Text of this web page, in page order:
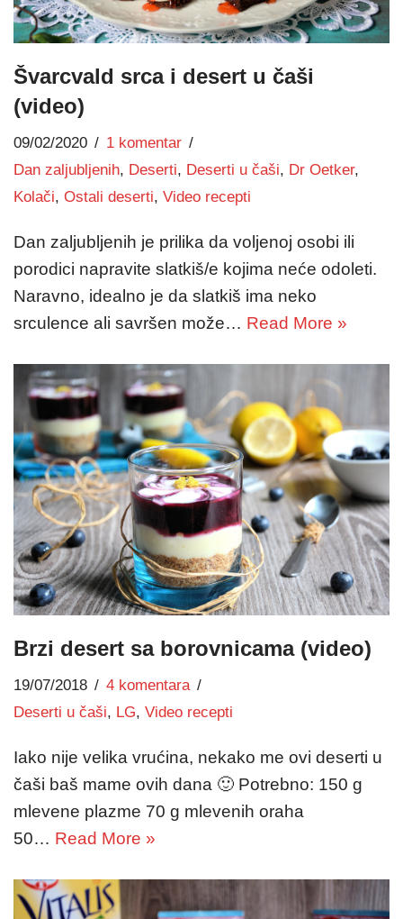
Švarcvald srca i desert u čaši
(video)
09/02/2020
1 komentar
Dan zaljubljenih, Deserti, Deserti u čaši, Dr Oetker,
Kolači, Ostali deserti, Video recepti
Dan zaljubljenih je prilika da voljenoj osobi ili
porodici napravite slatkiš/e kojima neće odoleti.
Naravno, idealno je da slatkiš ima neko
srculence ali savršen može… Read More »
Brzi desert sa borovnicama (video)
19/07/2018
4 komentara
Deserti u čaši, LG, Video recepti
Iako nije velika vrućina, nekako me ovi deserti u
čaši baš mame ovih dana 🙂 Potrebno: 150 g
mlevene plazme 70 g mlevenih oraha
50… Read More »